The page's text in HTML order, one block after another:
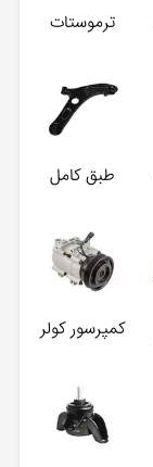
ترموستات
طبق کامل
کمپرسور کولر